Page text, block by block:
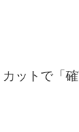
ットで「